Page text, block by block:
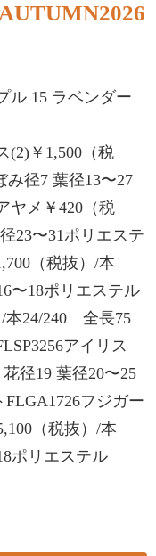
15 ラベンダー
(2)￥1,500（税
径7 葉径13〜27
ヤメ￥420（税
23〜31ポリエステ
（税抜）/本
〜18ポリエステル
/本24/240 全長75
アイリス
径19 葉径20〜25
フジガー
（税抜）/本
ポリエステル